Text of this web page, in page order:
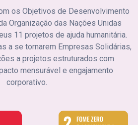
os Objetivos de Desenvolvimento
Organização das Nações Unidas
11 projetos de ajuda humanitária.
a se tornarem Empresas Solidárias,
a projetos estruturados com
mensurável e engajamento
corporativo.